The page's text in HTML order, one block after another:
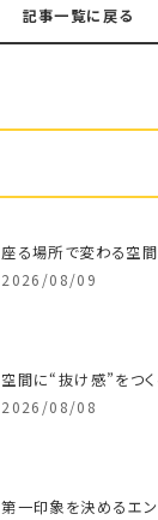
記事一覧に戻る
座る場所で変わる空
2026/08/09
空間に“抜け感”をつ
2026/08/08
第一印象を決めるエン